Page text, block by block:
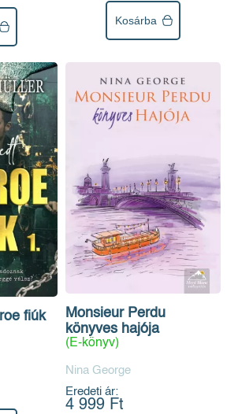
Kosárba
fiúk
Monsieur Perdu
könyves hajója
(E-könyv)
Nina George
Eredeti ár:
4 999 Ft